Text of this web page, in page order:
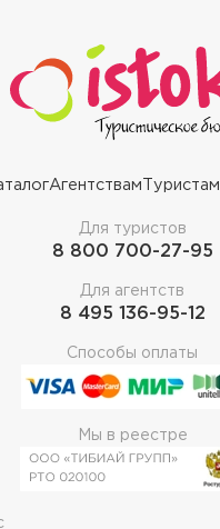
Агентствам Туристам
Для туристов
8 800 700-27-95
Для агентств
8 495 136-95-12
Способы оплаты
Мы в реестре